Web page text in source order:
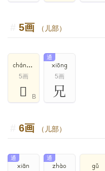
5画 （儿部）
cháng,zhǎng
5画
𠑷 B
xiōng
5画
通
兄
6画 （儿部）
xiān
通
zhào
通
gǔ